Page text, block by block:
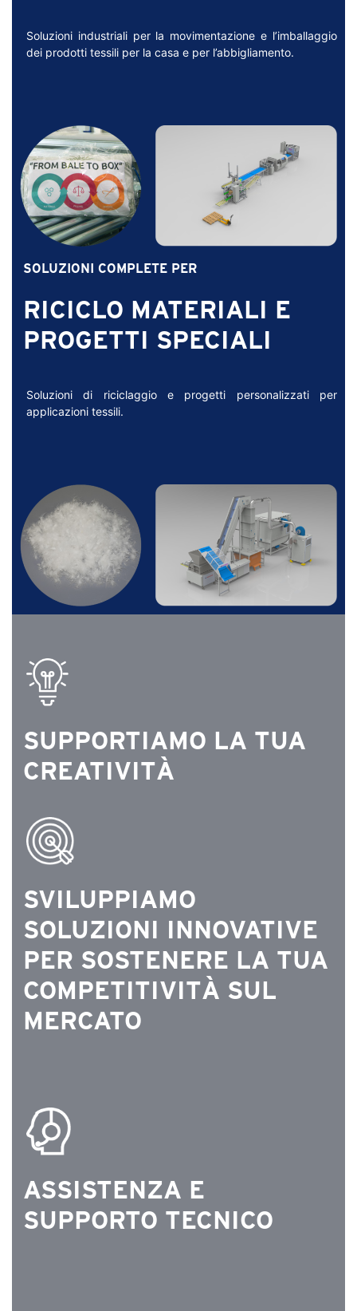
Soluzioni industriali per la movimentazione e l’imballaggio
dei prodotti tessili per la casa e per l’abbigliamento.
SOLUZIONI COMPLETE PER
RICICLO MATERIALI E
PROGETTI SPECIALI
Soluzioni di riciclaggio e progetti personalizzati per
applicazioni tessili.
SUPPORTIAMO LA TUA
CREATIVITÀ
SVILUPPIAMO
SOLUZIONI INNOVATIVE
PER SOSTENERE LA TUA
COMPETITIVITÀ SUL
MERCATO
ASSISTENZA E
SUPPORTO TECNICO